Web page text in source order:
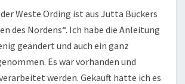
Weste Ording ist aus Jutta Bückers
des Nordens“. Ich habe die Anleitung
geändert und auch ein ganz
Es war vorhanden und
werden. Gekauft hatte ich es